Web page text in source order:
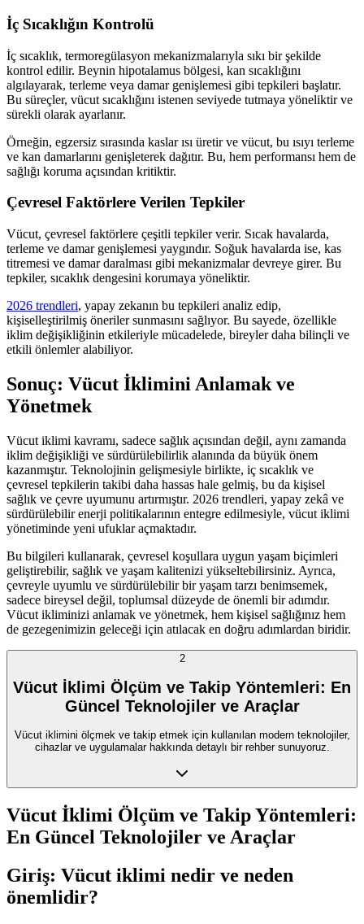
İç Sıcaklığın Kontrolü
İç sıcaklık, termoregülasyon mekanizmalarıyla sıkı bir şekilde
kontrol edilir. Beynin hipotalamus bölgesi, kan sıcaklığını
algılayarak, terleme veya damar genişlemesi gibi tepkileri başlatır.
Bu süreçler, vücut sıcaklığını istenen seviyede tutmaya yöneliktir ve
sürekli olarak ayarlanır.
Örneğin, egzersiz sırasında kaslar ısı üretir ve vücut, bu ısıyı terleme
ve kan damarlarını genişleterek dağıtır. Bu, hem performansı hem de
sağlığı koruma açısından kritiktir.
Çevresel Faktörlere Verilen Tepkiler
Vücut, çevresel faktörlere çeşitli tepkiler verir. Sıcak havalarda,
terleme ve damar genişlemesi yaygındır. Soğuk havalarda ise, kas
titremesi ve damar daralması gibi mekanizmalar devreye girer. Bu
tepkiler, sıcaklık dengesini korumaya yöneliktir.
2026 trendleri, yapay zekanın bu tepkileri analiz edip,
kişiselleştirilmiş öneriler sunmasını sağlıyor. Bu sayede, özellikle
iklim değişikliğinin etkileriyle mücadelede, bireyler daha bilinçli ve
etkili önlemler alabiliyor.
Sonuç: Vücut İklimini Anlamak ve
Yönetmek
Vücut iklimi kavramı, sadece sağlık açısından değil, aynı zamanda
iklim değişikliği ve sürdürülebilirlik alanında da büyük önem
kazanmıştır. Teknolojinin gelişmesiyle birlikte, iç sıcaklık ve
çevresel tepkilerin takibi daha hassas hale gelmiş, bu da kişisel
sağlık ve çevre uyumunu artırmıştır. 2026 trendleri, yapay zekâ ve
sürdürülebilir enerji politikalarının entegre edilmesiyle, vücut iklimi
yönetiminde yeni ufuklar açmaktadır.
Bu bilgileri kullanarak, çevresel koşullara uygun yaşam biçimleri
geliştirebilir, sağlık ve yaşam kalitenizi yükseltebilirsiniz. Ayrıca,
çevreyle uyumlu ve sürdürülebilir bir yaşam tarzı benimsemek,
sadece bireysel değil, toplumsal düzeyde de önemli bir adımdır.
Vücut ikliminizi anlamak ve yönetmek, hem kişisel sağlığınız hem
de gezegenimizin geleceği için atılacak en doğru adımlardan biridir.
2
Vücut İklimi Ölçüm ve Takip Yöntemleri: En
Güncel Teknolojiler ve Araçlar
Vücut iklimini ölçmek ve takip etmek için kullanılan modern teknolojiler,
cihazlar ve uygulamalar hakkında detaylı bir rehber sunuyoruz.
Vücut İklimi Ölçüm ve Takip Yöntemleri:
En Güncel Teknolojiler ve Araçlar
Giriş: Vücut iklimi nedir ve neden
önemlidir?